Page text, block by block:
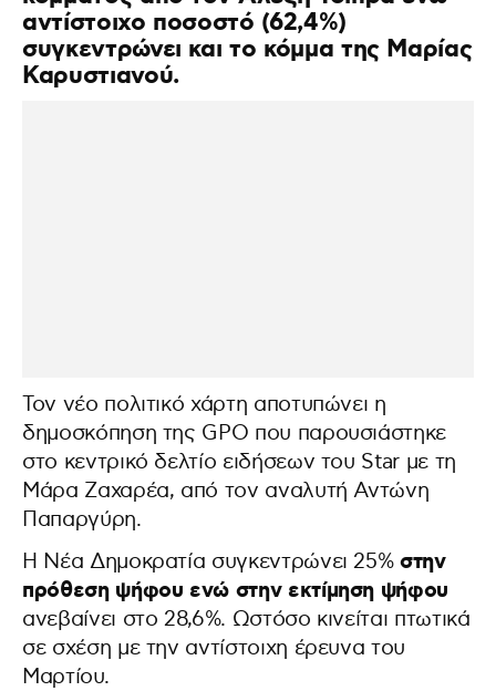
αντίστοιχο ποσοστό (62,4%)
συγκεντρώνει και το κόμμα της Μαρίας
Καρυστιανού.
Τον νέο πολιτικό χάρτη αποτυπώνει η
δημοσκόπηση της GPO που παρουσιάστηκε
στο κεντρικό δελτίο ειδήσεων του Star με τη
Μάρα Ζαχαρέα, από τον αναλυτή Αντώνη
Παπαργύρη.
Η Νέα Δημοκρατία συγκεντρώνει 25%στην
πρόθεση ψήφου ενώ στην εκτίμηση ψήφου
ανεβαίνει στο 28,6%. Ωστόσο κινείται πτωτικά
σε σχέση με την αντίστοιχη έρευνα του
Μαρτίου.